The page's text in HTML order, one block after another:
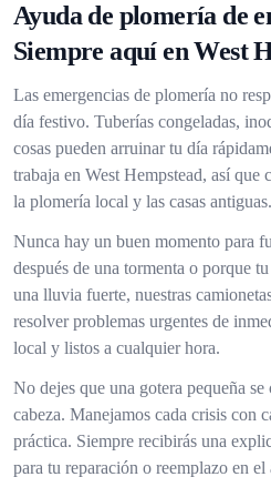
Ayuda de plomería de
Siempre aquí en West
Las emergencias de plomería no
día festivo. Tuberías congeladas,
cosas pueden arruinar tu día
trabaja en West Hempstead, así que
la plomería local y las casas antiguas.
Nunca hay un buen momento para
después de una tormenta o porque
una lluvia fuerte, nuestras
resolver problemas urgentes de
local y listos a cualquier hora.
No dejes que una gotera pequeña
cabeza. Manejamos cada crisis con
práctica. Siempre recibirás una
para tu reparación o reemplazo en el